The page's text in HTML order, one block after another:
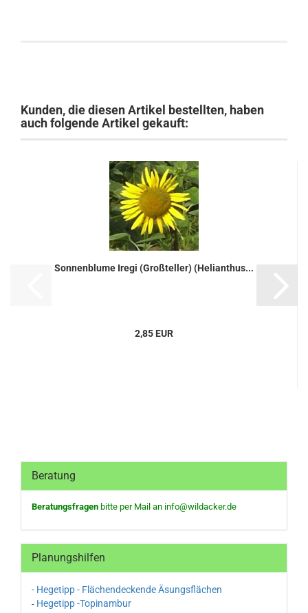
Kunden, die diesen Artikel bestellten, haben
auch folgende Artikel gekauft:
Sonnenblume Iregi (Großteller) (Helianthus...
2,85 EUR
Beratung
Beratungsfragen bitte per Mail an info@wildacker.de
Planungshilfen
- Hegetipp - Flächendeckende Äsungsflächen
- Hegetipp -Topinambur